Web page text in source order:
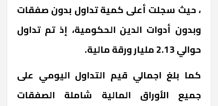
، حيث سجلت أعلى كمية تداول بدون صفقات
وبدون أدوات الدين الحكومية، إذ تم تداول
حوالي 2.13 مليار ورقة مالية.
كما بلغ اجمالي قيم التداول اليومي على
جميع الأوراق المالية شاملة الصفقات